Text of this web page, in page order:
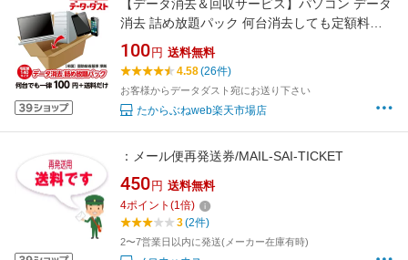
【データ消去＆回収サービス】パソコン データ
消去 詰め放題パック 何台消去しても定額料金
磁気破壊装置導入【HDD】【PC】【ハードデ
ィスク】【スマートフォン】【タブレット】
【自作パソコン】【漏洩】【流出】【宅配 リサ
イクル】
100 円 送料無料
4.58(26件)
お客様からデータダスト宛にお送り下さい
たからぶねweb楽天市場店
：メール便再発送券/MAIL-SAI-TICKET
450 円 送料無料
4ポイント (1倍)
3(2件)
2〜7営業日以内に発送(メーカー在庫有時)